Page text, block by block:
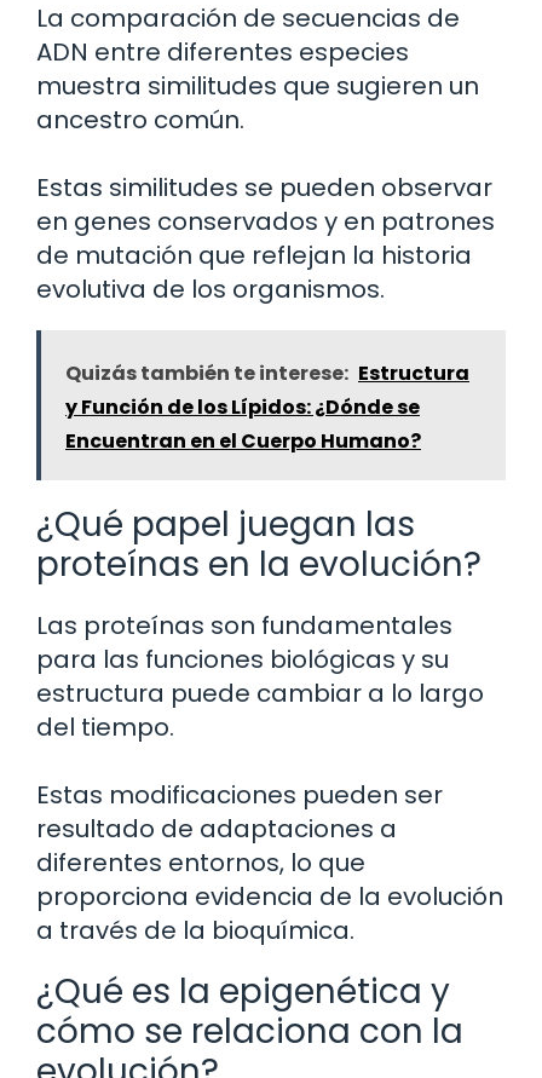
La comparación de secuencias de
ADN entre diferentes especies
muestra similitudes que sugieren un
ancestro común.
Estas similitudes se pueden observar
en genes conservados y en patrones
de mutación que reflejan la historia
evolutiva de los organismos.
Quizás también te interese: Estructura
y Función de los Lípidos: ¿Dónde se
Encuentran en el Cuerpo Humano?
¿Qué papel juegan las
proteínas en la evolución?
Las proteínas son fundamentales
para las funciones biológicas y su
estructura puede cambiar a lo largo
del tiempo.
Estas modificaciones pueden ser
resultado de adaptaciones a
diferentes entornos, lo que
proporciona evidencia de la evolución
a través de la bioquímica.
¿Qué es la epigenética y
cómo se relaciona con la